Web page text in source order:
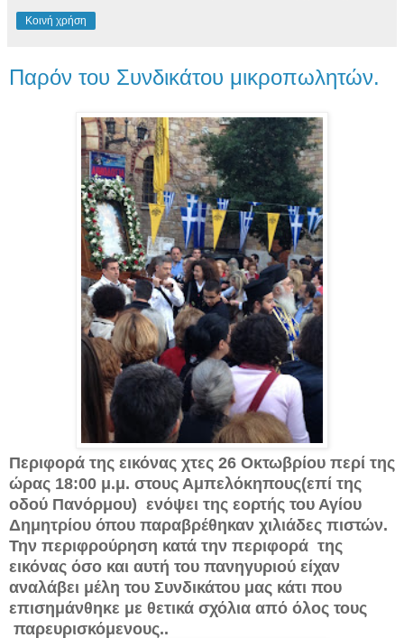
Κοινή χρήση
Παρόν του Συνδικάτου μικροπωλητών.
Περιφορά της εικόνας χτες 26 Οκτωβρίου περί της
ώρας 18:00 μ.μ. στους Αμπελόκηπους(επί της
οδού Πανόρμου) ενόψει της εορτής του Αγίου
Δημητρίου όπου παραβρέθηκαν χιλιάδες πιστών.
Την περιφρούρηση κατά την περιφορά της
εικόνας όσο και αυτή του πανηγυριού είχαν
αναλάβει μέλη του Συνδικάτου μας κάτι που
επισημάνθηκε με θετικά σχόλια από όλος τους
παρευρισκόμενους..